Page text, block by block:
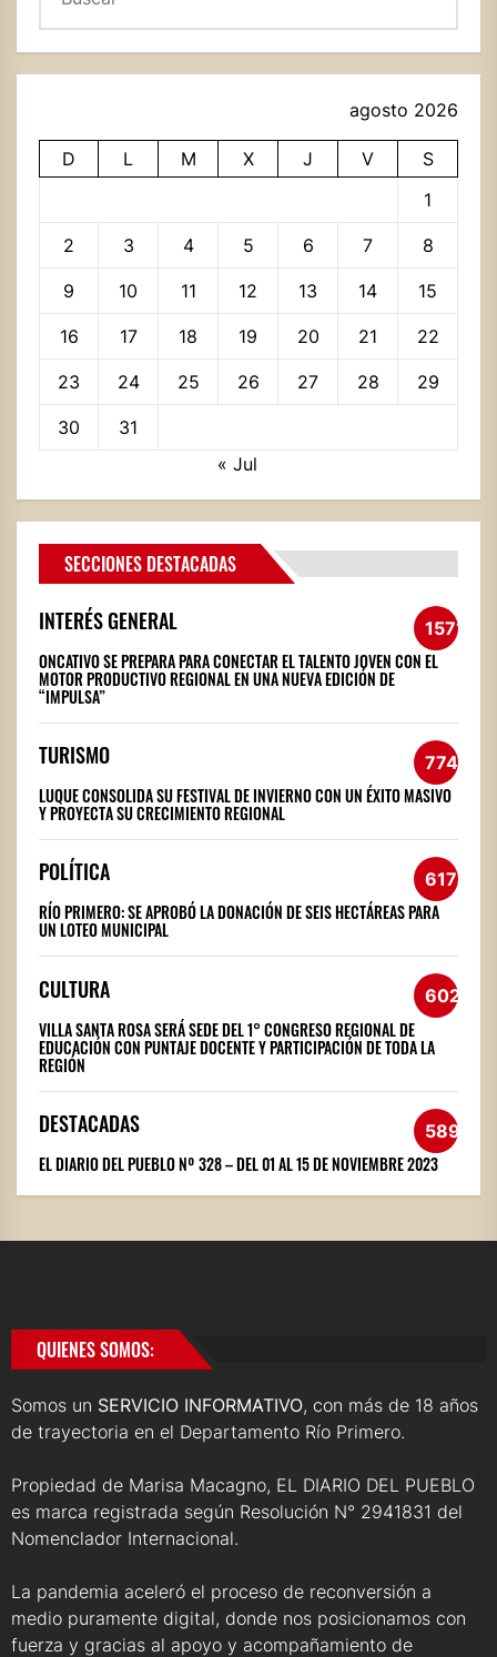
agosto 2026
D L M X J V
S
1
2 3 4 5 6 7 8
9 10 11 12 13 14 15
16 17 18 19 20 21 22
23 24 25 26 27 28 29
30
31
« Jul
SECCIONES DESTACADAS
INTERÉS GENERAL 1571
ONCATIVO SE PREPARA PARA CONECTAR EL TALENTO JOVEN CON EL
MOTOR PRODUCTIVO REGIONAL EN UNA NUEVA EDICIÓN DE
“IMPULSA”
TURISMO 774
LUQUE CONSOLIDA SU FESTIVAL DE INVIERNO CON UN ÉXITO MASIVO
Y PROYECTA SU CRECIMIENTO REGIONAL
POLÍTICA 617
RÍO PRIMERO: SE APROBÓ LA DONACIÓN DE SEIS HECTÁREAS PARA
UN LOTEO MUNICIPAL
CULTURA 602
VILLA SANTA ROSA SERÁ SEDE DEL 1° CONGRESO REGIONAL DE
EDUCACIÓN CON PUNTAJE DOCENTE Y PARTICIPACIÓN DE TODA LA
REGIÓN
DESTACADAS 589
EL DIARIO DEL PUEBLO Nº 328 – DEL 01 AL 15 DE NOVIEMBRE 2023
QUIENES SOMOS:
Somos un SERVICIO INFORMATIVO, con más de 18 años
de trayectoria en el Departamento Río Primero.
Propiedad de Marisa Macagno, EL DIARIO DEL PUEBLO
es marca registrada según Resolución N° 2941831 del
Nomenclador Internacional.
La pandemia aceleró el proceso de reconversión a
medio puramente digital, donde nos posicionamos con
fuerza y gracias al apoyo y acompañamiento de